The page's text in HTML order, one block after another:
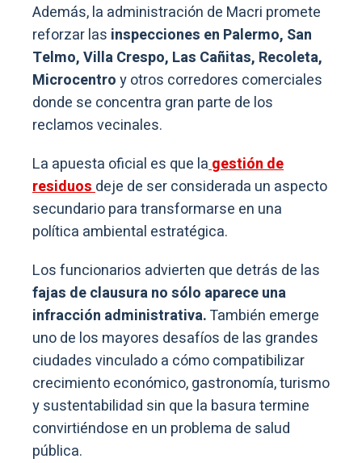
Además, la administración de Macri promete
reforzar las inspecciones en Palermo, San
Telmo, Villa Crespo, Las Cañitas, Recoleta,
Microcentroy otros corredores comerciales
donde se concentra gran parte de los
reclamos vecinales.
La apuesta oficial es que la gestión de
residuosdeje de ser considerada un aspecto
secundario para transformarse en una
política ambiental estratégica.
Los funcionarios advierten que detrás de las
fajas de clausura no sólo aparece una
infracción administrativa.También emerge
uno de los mayores desafíos de las grandes
ciudades vinculado a cómo compatibilizar
crecimiento económico, gastronomía, turismo
y sustentabilidad sin que la basura termine
convirtiéndose en un problema de salud
pública.